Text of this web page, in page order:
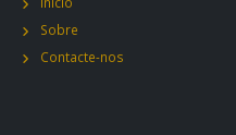
Sobre
Contacte-nos